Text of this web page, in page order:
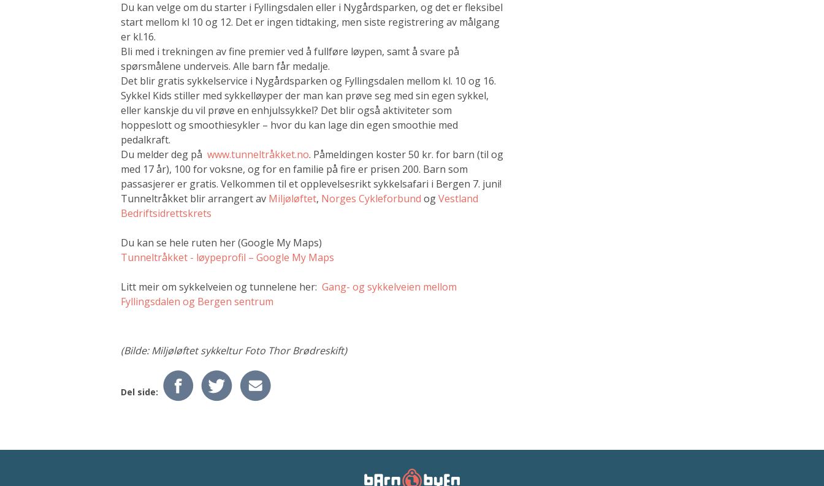
Du kan velge om du starter i Fyllingsdalen eller i Nygårdsparken, og det er fleksibel
start mellom kl 10 og 12. Det er ingen tidtaking, men siste registrering av målgang
er kl.16.
Bli med i trekningen av fine premier ved å fullføre løypen, samt å svare på
spørsmålene underveis. Alle barn får medalje.
Det blir gratis sykkelservice i Nygårdsparken og Fyllingsdalen mellom kl. 10 og 16.
Sykkel Kids stiller med sykkelløyper der man kan prøve seg med sin egen sykkel,
eller kanskje du vil prøve en enhjulssykkel? Det blir også aktiviteter som
hoppeslott og smoothiesykler – hvor du kan lage din egen smoothie med
pedalkraft.
Du melder deg på www.tunneltråkket.no. Påmeldingen koster 50 kr. for barn (til og
med 17 år), 100 for voksne, og for en familie på fire er prisen 200. Barn som
passasjerer er gratis. Velkommen til et opplevelsesrikt sykkelsafari i Bergen 7. juni!
Tunneltråkket blir arrangert av Miljøløftet, Norges Cykleforbund ogVestland
Bedriftsidrettskrets
Du kan se hele ruten her (Google My Maps)
Tunneltråkket - løypeprofil – Google My Maps
Litt meir om sykkelveien og tunnelene her: Gang- og sykkelveien mellom
Fyllingsdalen og Bergen sentrum
(Bilde: Miljøløftet sykkeltur Foto Thor Brødreskift)
Del side: